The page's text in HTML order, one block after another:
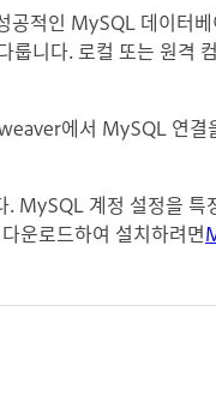
적인 MySQL 데이터
니다. 로컬 또는 원격
에서 MySQL 연결
MySQL 계정 설정을 특
운로드하여 설치하려면